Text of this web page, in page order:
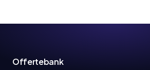
Offertebank